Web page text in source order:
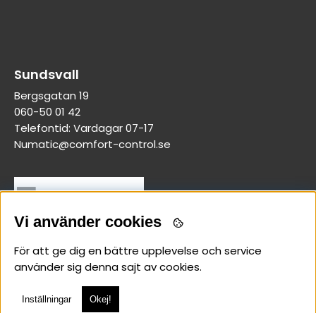
Sundsvall
Bergsgatan 19
060-50 01 42
Telefontid: Vardagar 07-17
Numatic@comfort-control.se
Vi använder cookies
För att ge dig en bättre upplevelse och service
använder sig denna sajt av cookies.
Inställningar Okej!